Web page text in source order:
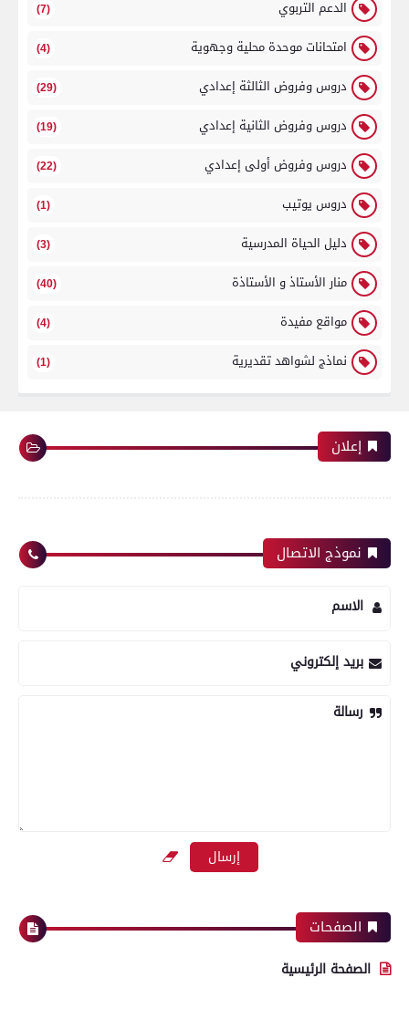
الدعم التربوي (7)
امتحانات موحدة محلية وجهوية (4)
دروس وفروض الثالثة إعدادي (29)
دروس وفروض الثانية إعدادي (19)
دروس وفروض أولى إعدادي (22)
دروس يوتيب (1)
دليل الحياة المدرسية (3)
منار الأستاذ و الأستاذة (40)
مواقع مفيدة (4)
نماذج لشواهد تقديرية (1)
إعلان
نموذج الاتصال
الاسم
بريد إلكتروني
رسالة
الصفحات
الصفحة الرئيسية